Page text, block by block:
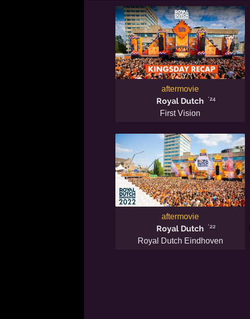
aftermovie
Royal Dutch '24
First Vision
aftermovie
Royal Dutch '22
Royal Dutch Eindhoven